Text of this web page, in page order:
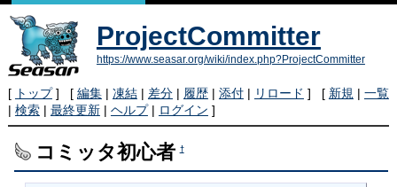
ProjectCommitter
https://www.seasar.org/wiki/index.php?ProjectCommitter
[ トップ] [ 編集| 凍結| 差分| 履歴| 添付| リロード ] [ 新規 | 一覧
| 検索| 最終更新| ヘルプ| ログイン ]
コミッタ初心者 †